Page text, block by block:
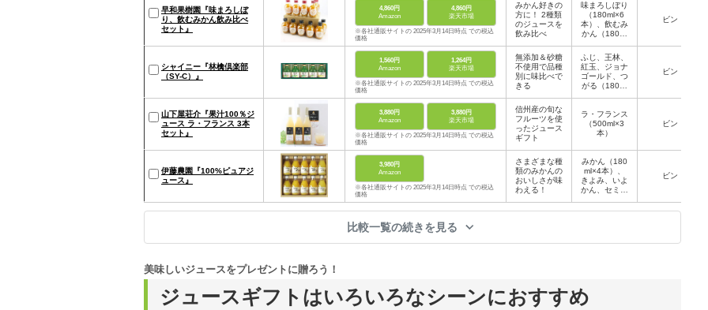
早和果樹園『味まろしぼ
り、飲むみかん飲み比べ
セット』
4,860円
Amazon
4,860円
楽天市場
※各社通販サイトの 2025年3月14日時点 での税込
価格
みかん好きの
方に！ 2種類
のジュースを
飲み比べ
味まろしぼり
（180ml×6
本）、飲むみ
かん（180ml
ビン
シャイニー『林檎倶楽部
（SY-C）』
1,560円
Amazon
1,264円
楽天市場
※各社通販サイトの 2025年3月14日時点 での税込
価格
無添加＆砂糖
不使用で品種
別に味比べで
きる
ふじ、王林、
紅玉、ジョナ
ゴールド、つ
がる（180ml
ビン
山下屋荘介『果汁100％ジ
ュース ラ・フランス 3本
セット』
3,880円
Amazon
3,880円
楽天市場
※各社通販サイトの 2025年3月14日時点 での税込
価格
信州産の旬な
フルーツを使
ったジュース
ギフト
ラ・フランス
（500ml×3
本）
ビン
伊藤農園『100%ピュアジ
ュース』
3,980円
Amazon
※各社通販サイトの 2025年3月14日時点 での税込
価格
さまざまな種
類のみかんの
おいしさが味
わえる！
みかん（180
ml×4本）、
きよみ、いよ
かん、セミノ
ビン
比較一覧の続きを見る
ジュースギフトはいろいろなシーンにおすすめ
美味しいジュースをプレゼントに贈ろう！